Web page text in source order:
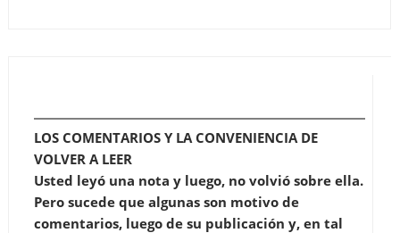
LOS COMENTARIOS Y LA CONVENIENCIA DE
VOLVER A LEER
Usted leyó una nota y luego, no volvió sobre ella.
Pero sucede que algunas son motivo de
comentarios, luego de su publicación y, en tal